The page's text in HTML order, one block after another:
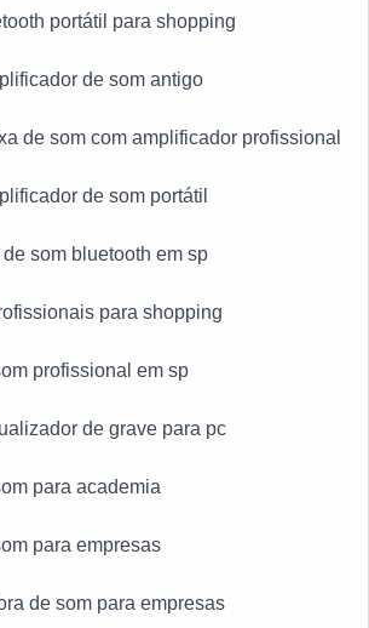
portátil para shopping
de som antigo
de som com amplificador profissional
de som portátil
som bluetooth em sp
para shopping
profissional em sp
de grave para pc
para academia
para empresas
de som para empresas